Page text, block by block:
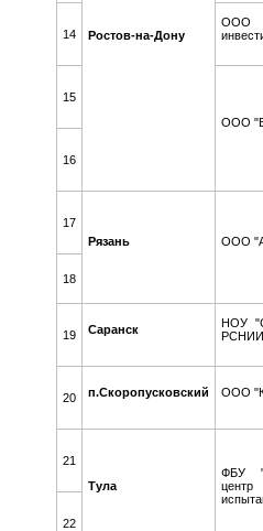
Ростов-на-Дону
14
ООО
15
ООО
16
17
Рязань
ООО
18
19 Саранск
НОУ
20 п.Скоропусковский ООО
21
Тула
ФБУ
центр
22